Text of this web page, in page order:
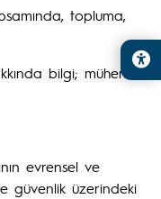
topluma,
bilgi; mühendislik
evrensel ve
güvenlik üzerindeki